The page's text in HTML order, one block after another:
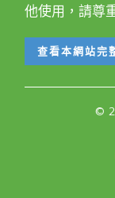
他使用，請尊
查看本網站完
©